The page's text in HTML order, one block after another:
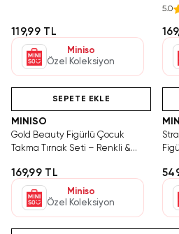
119,99 TL
Miniso
Özel Koleksiyon
5.0
SEPETE EKLE
MINISO
Gold Beauty Figürlü Çocuk
Takma Tırnak Seti – Renkli &
169,99 TL
Miniso
Özel Koleksiyon